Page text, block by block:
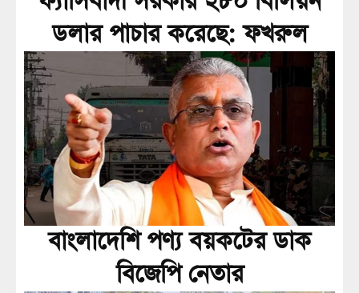
ডলার পাচার করেছে: ফখরুল
বাংলাদেশি পণ্য বয়কটের ডাক
বিজেপি নেতার